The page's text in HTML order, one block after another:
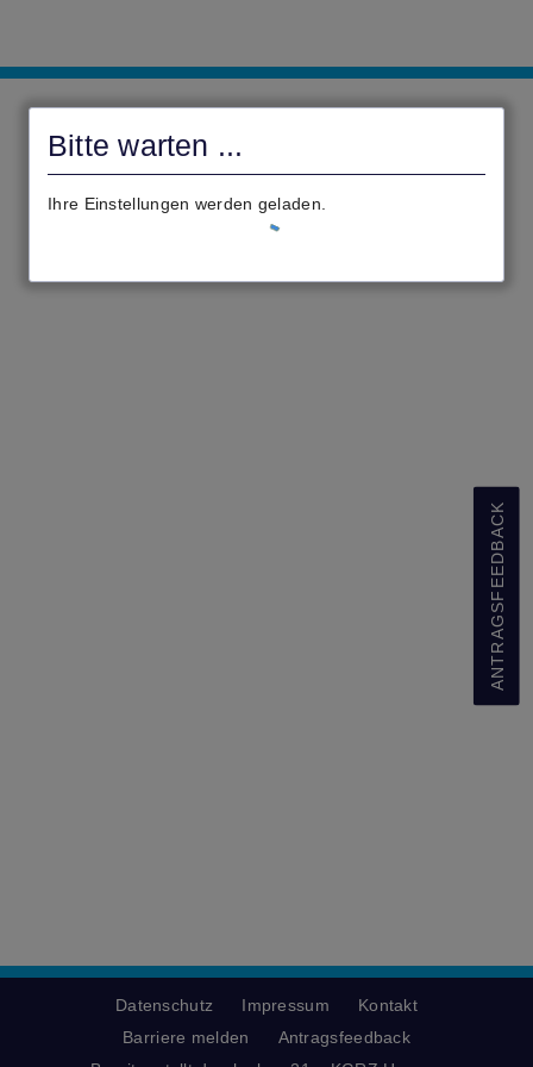
Bitte warten ...
Ihre Einstellungen werden geladen.
ANTRAGSFEEDBACK
Datenschutz Impressum
Kontakt
Barriere melden
Antragsfeedback